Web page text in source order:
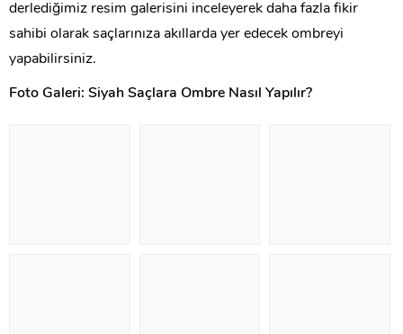
derlediğimiz resim galerisini inceleyerek daha fazla fikir
sahibi olarak saçlarınıza akıllarda yer edecek ombreyi
yapabilirsiniz.
Foto Galeri: Siyah Saçlara Ombre Nasıl Yapılır?